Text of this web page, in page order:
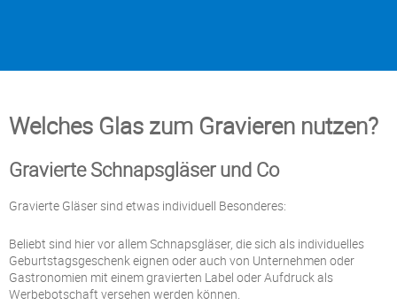
Welches Glas zum Gravieren nutzen?
Gravierte Schnapsgläser und Co
Gravierte Gläser sind etwas individuell Besonderes:
Beliebt sind hier vor allem Schnapsgläser, die sich als individuelles
Geburtstagsgeschenk eignen oder auch von Unternehmen oder
Gastronomien mit einem gravierten Label oder Aufdruck als
Werbebotschaft versehen werden können.